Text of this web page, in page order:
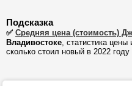
Подсказка
✅ Средняя цена (стоимость)
Владивостоке, статистика
сколько стоил новый в 2022